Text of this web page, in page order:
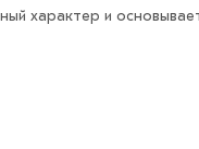
характер и